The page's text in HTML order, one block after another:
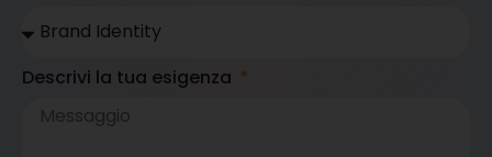
Descrivi la tua esigenza